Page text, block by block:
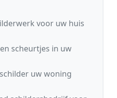
voor uw huis
scheurtjes in uw
uw woning